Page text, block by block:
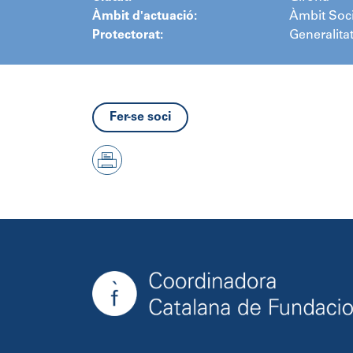
Àmbit d'actuació:
Àmbit
Protectorat:
Fer-se soci